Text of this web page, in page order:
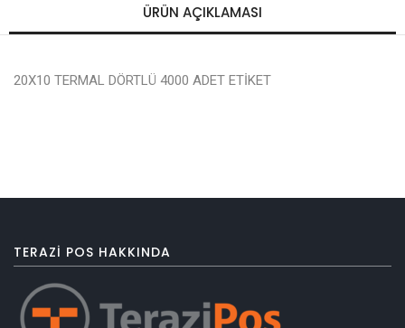
ÜRÜN AÇIKLAMASI
20X10 TERMAL DÖRTLÜ 4000 ADET ETİKET
TERAZI POS HAKKINDA